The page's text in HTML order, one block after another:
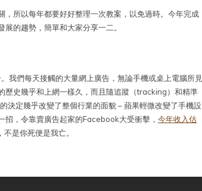
所以每年都要好好整理一次教案，以免過時。今年完成
的趨勢，簡單和大家分享一二。
們每天接觸的大量網上廣告，無論手機或桌上電腦所見
歷史幾乎和上網一樣久，而且隨追蹤（tracking）和精準
定幾乎改變了整個行業的面貌 – 蘋果輕微改變了手機設
招，令靠賣廣告起家的Facebook大受衝擊， 今年收入估
是你死便是我亡。